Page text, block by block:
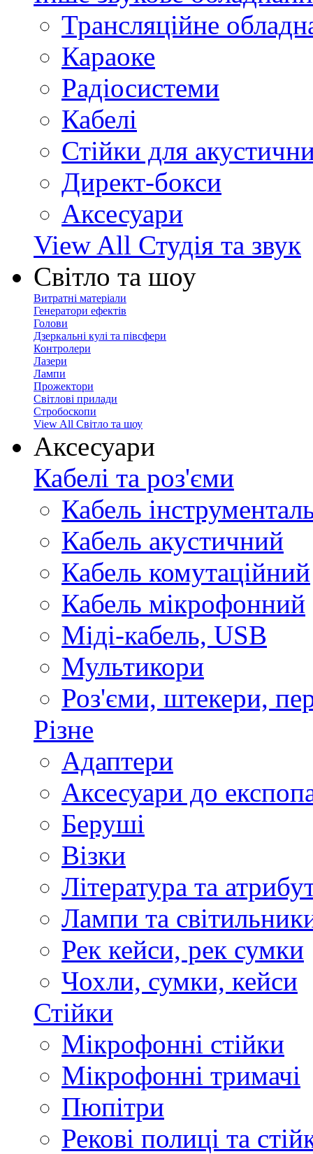
Трансляційне
Караоке
Радіосистеми
Кабелі
Стійки для
Директ-бокси
Аксесуари
View All Студія та звук
Світло та шоу
Витратні матеріали
Генератори ефектів
Голови
Дзеркальні кулі та півсфери
Контролери
Лазери
Лампи
Прожектори
Світлові прилади
Стробоскопи
View All Світло та шоу
Аксесуари
Кабелі та роз'єми
Кабель
Кабель акустичний
Кабель комутаційний
Кабель мікрофонний
Міді-кабель, USB
Мультикори
Роз'єми, штекери,
Різне
Адаптери
Аксесуари до
Беруші
Візки
Література та
Лампи та
Рек кейси, рек сумки
Чохли, сумки, кейси
Стійки
Мікрофонні стійки
Мікрофонні тримачі
Пюпітри
Рекові полиці та